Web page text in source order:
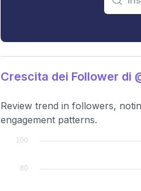
Crescita dei Follower di
Review trend in followers,
engagement patterns.